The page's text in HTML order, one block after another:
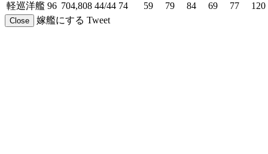
軽巡洋艦 96 704,808 44/44 74 59 79 84 69 77 120
Close 嫁艦にする Tweet